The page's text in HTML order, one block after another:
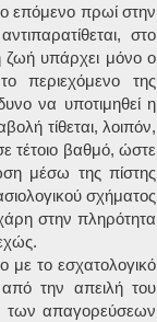
επόμενο πρωί στην
στο
ζωή υπάρχει μόνο ο
περιεχόμενο της
να υποτιμηθεί η
τίθεται, λοιπόν,
τέτοιο βαθμό, ώστε
μέσω της πίστης
σχήματος
στην πληρότητα
με το εσχατολογικό
την απειλή του
των απαγορεύσεων